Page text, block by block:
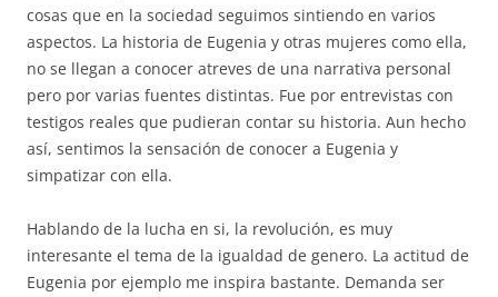
cosas que en la sociedad seguimos sintiendo en varios
aspectos. La historia de Eugenia y otras mujeres como ella,
no se llegan a conocer atreves de una narrativa personal
pero por varias fuentes distintas. Fue por entrevistas con
testigos reales que pudieran contar su historia. Aun hecho
así, sentimos la sensación de conocer a Eugenia y
simpatizar con ella.
Hablando de la lucha en si, la revolución, es muy
interesante el tema de la igualdad de genero. La actitud de
Eugenia por ejemplo me inspira bastante. Demanda ser